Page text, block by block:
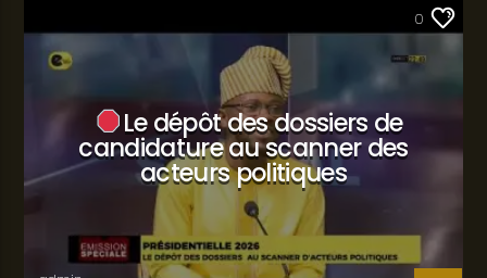
0
Le dépôt des dossiers de
candidature au scanner des
acteurs politiques